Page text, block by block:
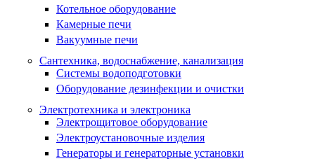
Котельное оборудование
Камерные печи
Вакуумные печи
Сантехника, водоснабжение, канализация
Системы водоподготовки
Оборудование дезинфекции и очистки
Электротехника и электроника
Электрощитовое оборудование
Электроустановочные изделия
Генераторы и генераторные установки